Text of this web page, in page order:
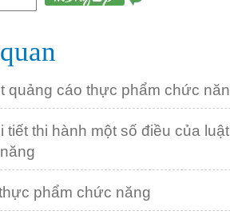
quảng cáo thực phẩm chức
tiết thi hành một số điều của
phẩm chức năng